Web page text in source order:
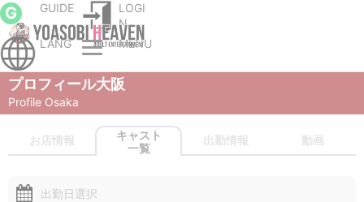
G GUIDE
LOGI
N
LANG
MENU
俗店 大阪市内南のデリヘル
プロフィール大阪
Profile Osaka
お店情報 キャスト一覧 出勤情報 動画
出勤日選択